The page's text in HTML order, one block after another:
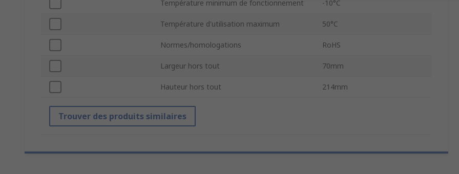
Température minimum de fonctionnement -10°C
Température d'utilisation maximum 50°C
Normes/homologations RoHS
Largeur hors tout 70mm
Hauteur hors tout 214mm
Trouver des produits similaires